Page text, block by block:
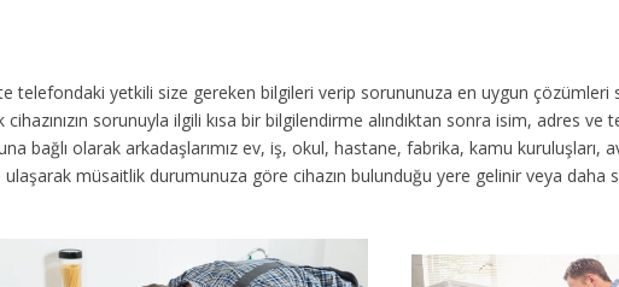
telefondaki yetkili size gereken bilgileri verip sorununuza en uygun çözümleri
sorunuyla ilgili kısa bir bilgilendirme alındıktan sonra isim, adres ve
bağlı olarak arkadaşlarımız ev, iş, okul, hastane, fabrika, kamu kuruluşları,
müsaitlik durumunuza göre cihazın bulunduğu yere gelinir veya daha